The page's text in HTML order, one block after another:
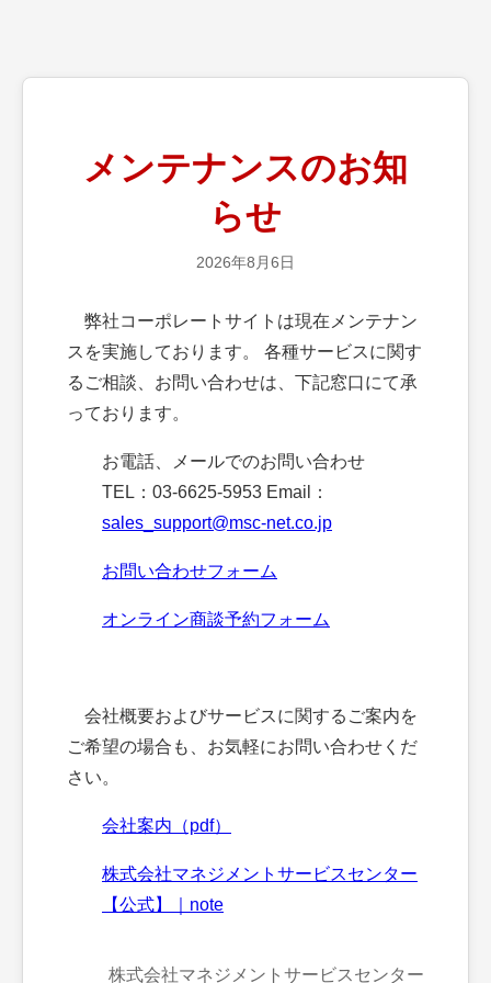
メンテナンスのお知
らせ
2026年8月6日
弊社コーポレートサイトは現在メンテナン
スを実施しております。 各種サービスに関す
るご相談、お問い合わせは、下記窓口にて承
っております。
お電話、メールでのお問い合わせ
TEL：03-6625-5953 Email：
sales_support@msc-net.co.jp
お問い合わせフォーム
オンライン商談予約フォーム
会社概要およびサービスに関するご案内を
ご希望の場合も、お気軽にお問い合わせくだ
さい。
会社案内（pdf）
株式会社マネジメントサービスセンター
【公式】｜note
株式会社マネジメントサービスセンター